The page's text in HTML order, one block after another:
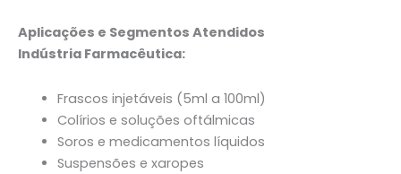
Aplicações e Segmentos Atendidos
Indústria Farmacêutica:
Frascos injetáveis (5ml a 100ml)
Colírios e soluções oftálmicas
Soros e medicamentos líquidos
Suspensões e xaropes